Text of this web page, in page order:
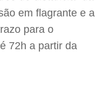
em flagrante e a
para o
72h a partir da